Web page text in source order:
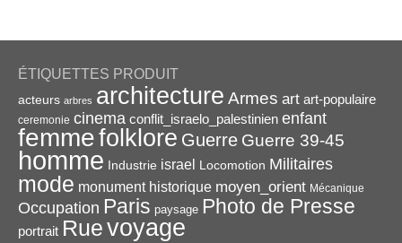
ÉTIQUETTES PRODUIT
acteurs arbres architecture Armes art art-populaire
ceremonie cinema conflit_israelo_palestinien enfant
femmefolklore Guerre Guerre 39-45
homme Industrie israel Locomotion Militaires
mode monument historique moyen_orient Mécanique
Occupation Paris paysage Photo de Presse
portrait Ruevoyage